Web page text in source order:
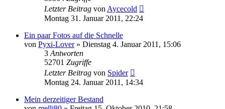
Letzter Beitrag von Aycecold
Montag 31. Januar 2011, 22:24
Ein paar Fotos auf die Schnelle
von Pyxi-Lover» Dienstag 4. Januar 2011, 15:06
3 Antworten
52701 Zugriffe
Letzter Beitrag von Spider
Montag 24. Januar 2011, 14:34
Mein derzeitiger Bestand